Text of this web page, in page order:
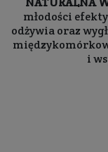
młodości
odżywia oraz
i